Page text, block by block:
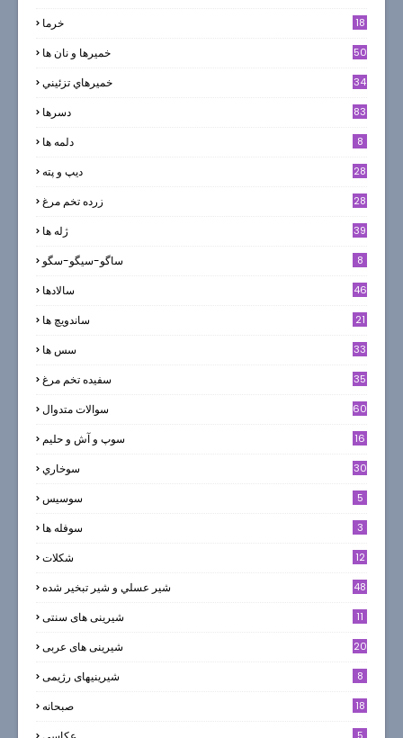
خرما
18
خميرها و نان ها 50
خميرهاي تزئيني 34
دسرها 83
دلمه ها 8
ديپ و پته 28
زرده تخم مرغ 28
ژله ها 39
ساگو-سیگو-سگو 8
سالادها 46
ساندویچ ها 21
سس ها 33
سفيده تخم مرغ 35
سوالات متدوال 60
سوپ و آش و حليم 16
سوخاري 30
سوسيس 5
سوفله ها 3
شکلات
12
شير عسلي و شير تبخير شده 48
شیرینی های سنتی 11
شیرینی های عربی 20
شیرینیهای رژیمی 8
صبحانه 18